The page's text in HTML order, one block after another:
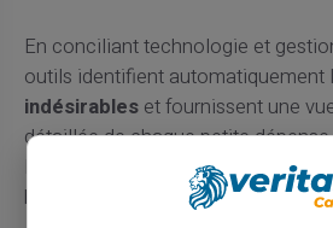
En conciliant technologie et
outils identifient automatiquement
indésirableset fournissent une
détaillée de chaque petite
les pour répondre promptement
bancaire présumée nécessitant